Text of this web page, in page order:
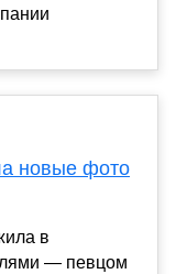
новые фото
в
— певцом